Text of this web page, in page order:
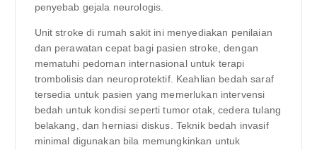
penyebab gejala neurologis.
Unit stroke di rumah sakit ini menyediakan penilaian
dan perawatan cepat bagi pasien stroke, dengan
mematuhi pedoman internasional untuk terapi
trombolisis dan neuroprotektif. Keahlian bedah saraf
tersedia untuk pasien yang memerlukan intervensi
bedah untuk kondisi seperti tumor otak, cedera tulang
belakang, dan herniasi diskus. Teknik bedah invasif
minimal digunakan bila memungkinkan untuk